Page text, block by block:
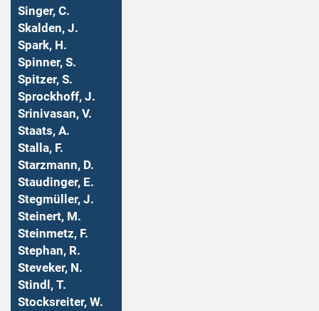
Singer, C.
Skalden, J.
Spark, H.
Spinner, S.
Spitzer, S.
Sprockhoff, J.
Srinivasan, V.
Staats, A.
Stalla, F.
Starzmann, D.
Staudinger, E.
Stegmüller, J.
Steinert, M.
Steinmetz, F.
Stephan, R.
Steveker, N.
Stindl, T.
Stocksreiter, W.